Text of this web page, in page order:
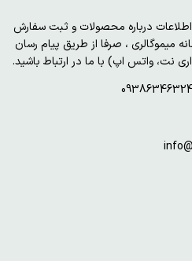
درباره محصولات و ثبت سفارش
میموگالری ، صرفا از طریق پیام رسان
نت، واتس اپ) با ما در ارتباط باشید.